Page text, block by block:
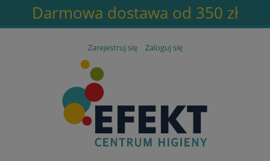
Darmowa dostawa od 350 zł
Zarejestruj się Zaloguj się